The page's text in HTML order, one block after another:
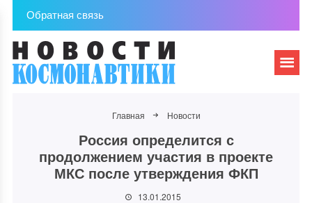
Обратная связь
Главная Новости
Россия определится с
продолжением участия в проекте
МКС после утверждения ФКП
13.01.2015